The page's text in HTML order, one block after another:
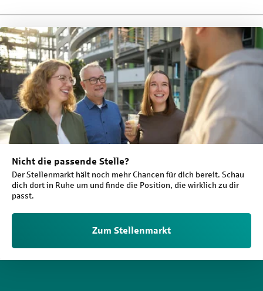
Nicht die passende Stelle?
Der Stellenmarkt hält noch mehr Chancen für dich bereit. Schau
dich dort in Ruhe um und finde die Position, die wirklich zu dir
passt.
Zum Stellenmarkt